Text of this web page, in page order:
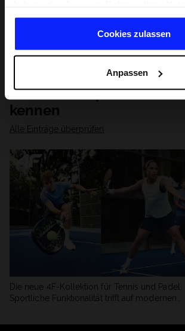
gesammelt haben.
Cookies zulassen
Anpassen
Lernen Sie Sport von
kennen
Alle Einträge überprüfen
Die neue 4F-Kollektion für Tennis und Padel.
Sportliche Funktionalität trifft auf modernen